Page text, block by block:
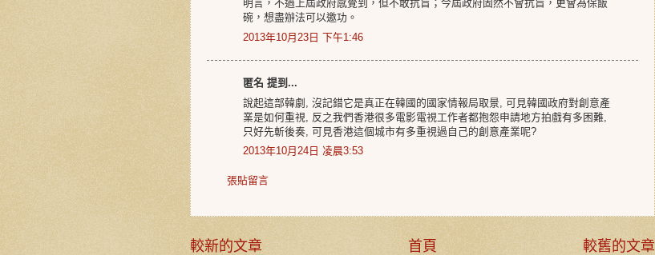
明言，不過上屆政府感覺到，但不敢抗旨；今屆政府固然不會抗旨，更會為保飯
碗，想盡辦法可以邀功。
2013年10月23日 下午1:46
匿名 提到...
說起這部韓劇, 沒記錯它是真正在韓國的國家情報局取景, 可見韓國政府對創意產
業是如何重視, 反之我們香港很多電影電視工作者都抱怨申請地方拍戲有多困難,
只好先斬後奏, 可見香港這個城市有多重視過自己的創意產業呢?
2013年10月24日 凌晨3:53
張貼留言
較新的文章 較舊的文章
首頁